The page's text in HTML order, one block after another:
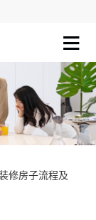
修房子流程及